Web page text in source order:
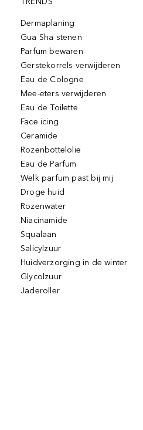
Dermaplaning
Gua Sha stenen
Parfum bewaren
Gerstekorrels verwijderen
Eau de Cologne
Mee-eters verwijderen
Eau de Toilette
Face icing
Ceramide
Rozenbottelolie
Eau de Parfum
Welk parfum past bij mij
Droge huid
Rozenwater
Niacinamide
Squalaan
Salicylzuur
Huidverzorging in de winter
Glycolzuur
Jaderoller